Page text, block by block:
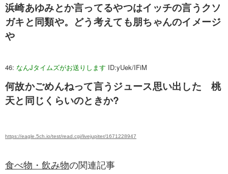
浜崎あゆみとか言ってるやつはイッチの言うクソ
ガキと同類や。どう考えても朋ちゃんのイメージ
や
46: なんJタイムズがお送りします ID:yUek/IFiM
何故かごめんねって言うジュース思い出した 桃
天と同じくらいのときか?
https://eagle.5ch.io/test/read.cgi/livejupiter/1671228947
食べ物・飲み物の関連記事